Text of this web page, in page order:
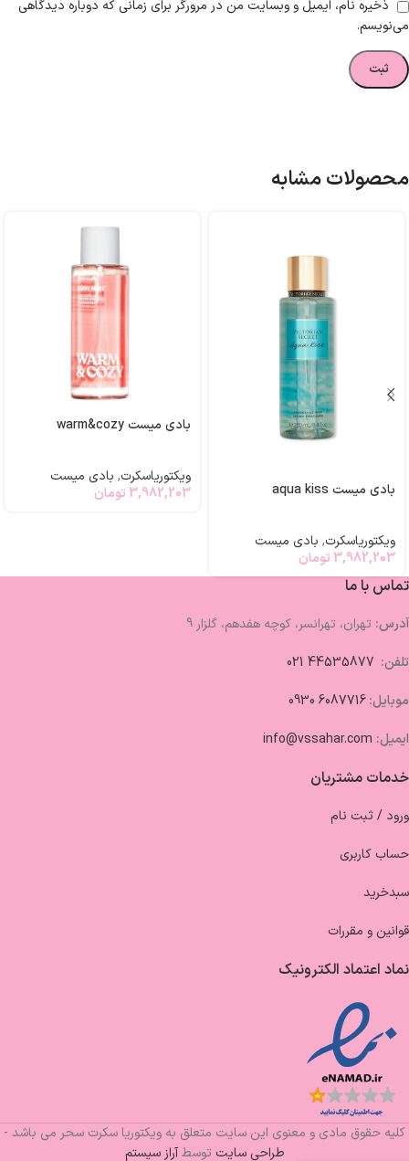
ذخیره نام، ایمیل و وبسایت من در مرورگر برای زمانی که دوباره دیدگاهی
می‌نویسم.
محصولات مشابه
بادی میست aqua kiss
ویکتوریاسکرت, بادی میست
3,982,203 تومان
بادی میست warm&cozy
ویکتوریاسکرت, بادی میست
3,982,203 تومان
تماس با ما
آدرس: تهران، تهرانسر، کوچه هفدهم، گلزار 9
تلفن:
موبایل:6087716 0930
ایمیل: info@vssahar.com
خدمات مشتریان
ورود / ثبت نام
حساب کاربری
سبدخرید
قوانین و مقررات
نماد اعتماد الکترونیک
کلیه حقوق مادی و معنوی این سایت متعلق به ویکتوریا سکرت سحر می باشد -
طراحی سایت توسطآراز سیستم